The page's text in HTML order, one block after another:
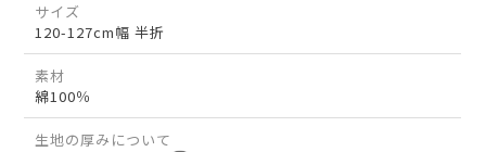
サイズ
120-127cm幅 半折
素材
綿100％
生地の厚みについて